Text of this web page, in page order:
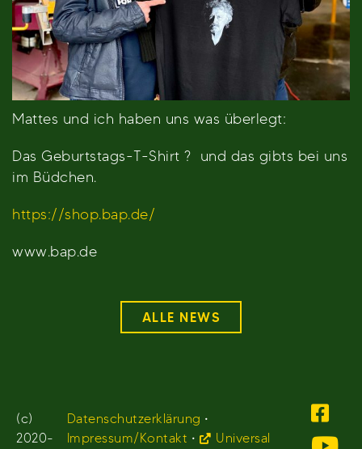
Mattes und ich haben uns was überlegt:
Das Geburtstags-T-Shirt ? und das gibts bei uns
im Büdchen.
https://shop.bap.de/
www.bap.de
ALLE NEWS
(c)
2020-
Datenschutzerklärung •
Impressum/Kontakt • Universal